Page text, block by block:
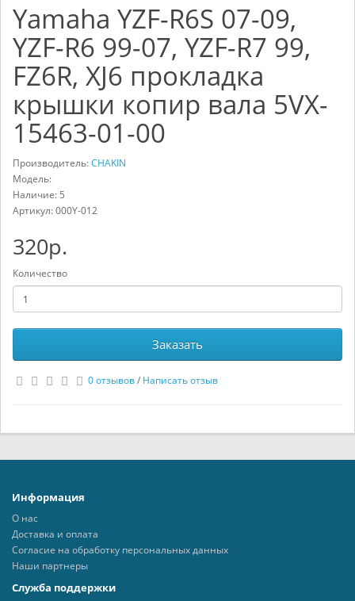
Yamaha YZF-R6S 07-09,
YZF-R6 99-07, YZF-R7 99,
FZ6R, XJ6 прокладка
крышки копир вала 5VX-
15463-01-00
Производитель:CHAKIN
Модель:
Наличие: 5
Артикул:000Y-012
320р.
Количество
Заказать
0 отзывов/ Написать отзыв
Информация
О нас
Доставка и оплата
Согласие на обработку персональных данных
Наши партнеры
Служба поддержки